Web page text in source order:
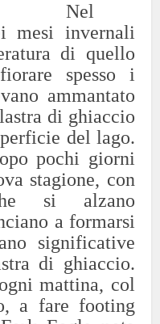
Nel
mesi invernali
di quello
spesso i
ammantato
di ghiaccio
del lago.
pochi giorni
stagione, con
si alzano
a formarsi
significative
di ghiaccio.
mattina, col
a fare footing